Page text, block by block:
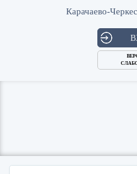
Карачаево-